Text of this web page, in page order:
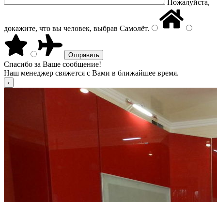
Пожалуйста,
докажите, что вы человек, выбрав Самолёт.
Спасибо за Ваше сообщение!
Наш менеджер свяжется с Вами в ближайшее время.